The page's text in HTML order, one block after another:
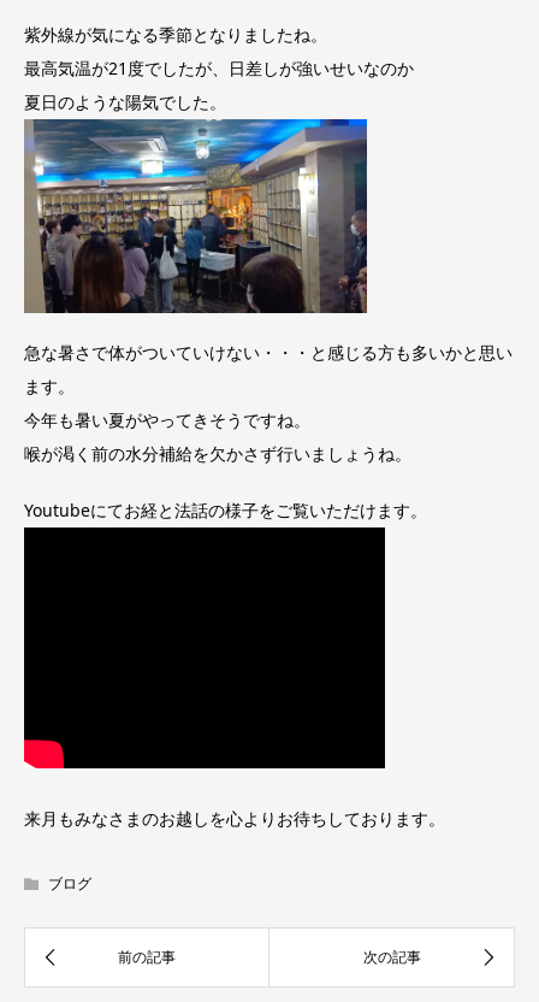
紫外線が気になる季節となりましたね。
最高気温が21度でしたが、日差しが強いせいなのか
夏日のような陽気でした。
急な暑さで体がついていけない・・・と感じる方も多いかと思い
ます。
今年も暑い夏がやってきそうですね。
喉が渇く前の水分補給を欠かさず行いましょうね。
Youtubeにてお経と法話の様子をご覧いただけます。
来月もみなさまのお越しを心よりお待ちしております。
ブログ